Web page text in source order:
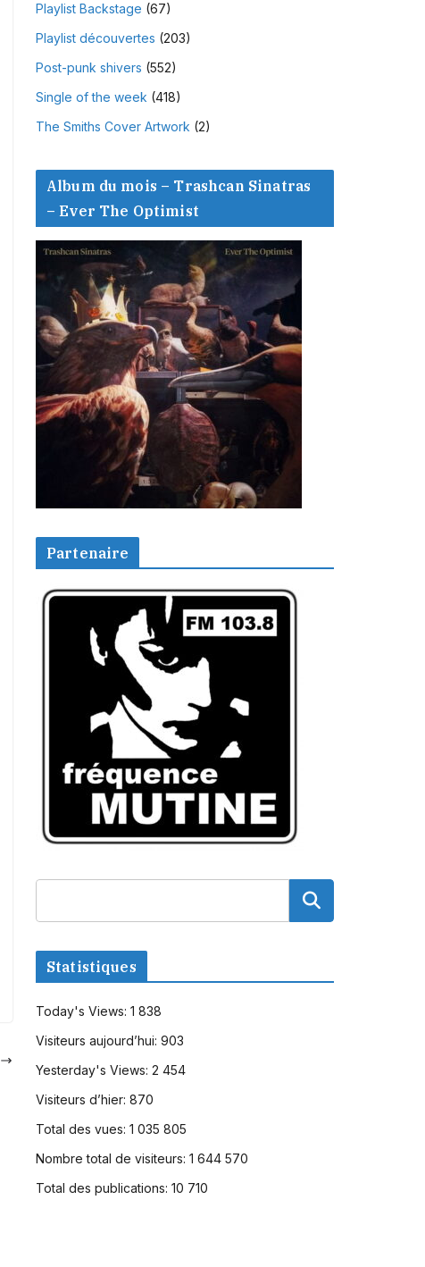
Playlist Backstage (67)
Playlist découvertes (203)
Post-punk shivers (552)
Single of the week (418)
The Smiths Cover Artwork (2)
Album du mois – Trashcan Sinatras
– Ever The Optimist
Partenaire
Statistiques
Today's Views: 1 838
Visiteurs aujourd’hui: 903
Yesterday's Views: 2 454
Visiteurs d’hier: 870
Total des vues: 1 035 805
Nombre total de visiteurs: 1 644 570
Total des publications: 10 710